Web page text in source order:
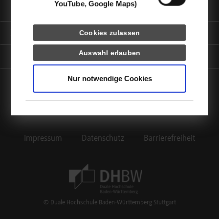
YouTube, Google Maps)
Cookies zulassen
Auswahl erlauben
Nur notwendige Cookies
facebookinstagramlinkedinyoutube
Impressum Datenschutz Barrierefreiheit
© Duale Hochschule Baden-Württemberg Stuttgart